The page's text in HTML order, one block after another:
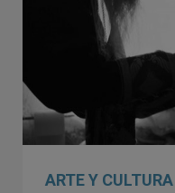
ARTE Y CULTURA